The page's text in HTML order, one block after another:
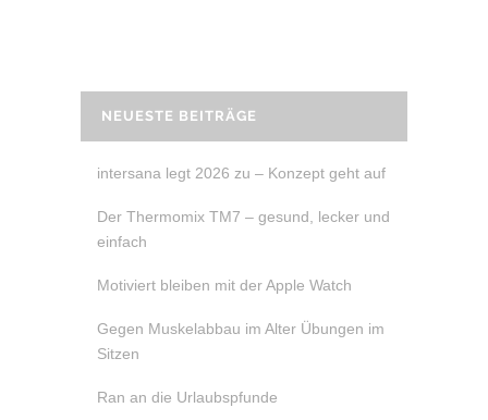
NEUESTE BEITRÄGE
intersana legt 2026 zu – Konzept geht auf
Der Thermomix TM7 – gesund, lecker und
einfach
Motiviert bleiben mit der Apple Watch
Gegen Muskelabbau im Alter Übungen im
Sitzen
Ran an die Urlaubspfunde